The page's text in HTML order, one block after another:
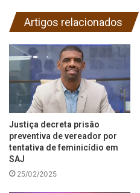
Artigos relacionados
Justiça decreta prisão
preventiva de vereador por
tentativa de feminicídio em
SAJ
25/02/2025